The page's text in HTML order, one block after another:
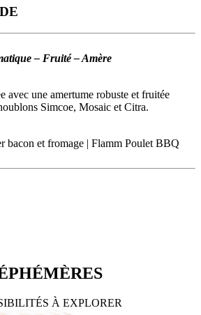
– Fruité – Amère
avec une amertume robuste et fruitée
Simcoe, Mosaic et Citra.
bacon et fromage | Flamm Poulet BBQ
À EXPLORER